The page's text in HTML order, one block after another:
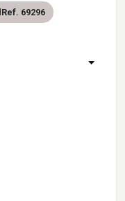
Ref. 69296